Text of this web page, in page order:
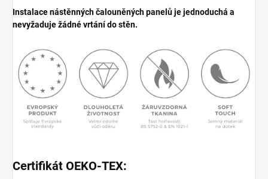
Instalace nástěnných čalouněných panelů je jednoduchá a
nevyžaduje žádné vrtání do stěn.
Certifikát OEKO-TEX: